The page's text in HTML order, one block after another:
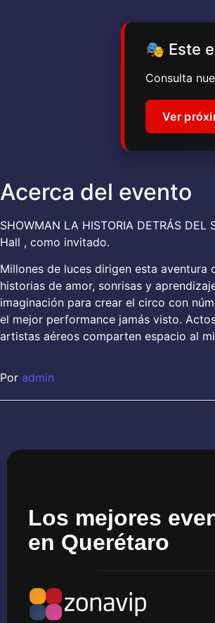
🎭 Este
Consulta
Ver
Acerca del evento
SHOWMAN LA HISTORIA DETRÁS
Hall , como invitado.
Millones de luces dirigen esta
historias de amor, sonrisas y
imaginación para crear el circo con
el mejor performance jamás visto.
artistas aéreos comparten espacio al
Por admin
Los mejores
en Querétaro